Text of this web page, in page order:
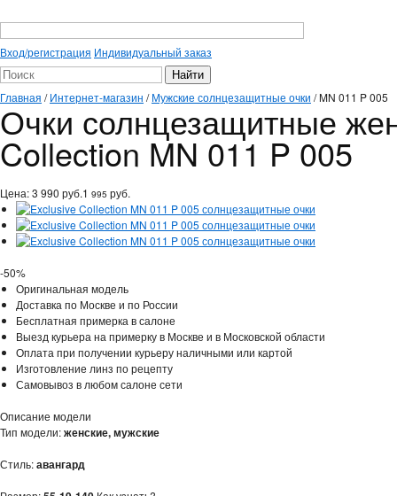
Вход/регистрация Индивидуальный заказ
Главная /Интернет-магазин /Мужские солнцезащитные очки /MN 011 P 005
Очки солнцезащитные
Collection MN 011 P 005
Цена:3 990 руб.1 995 руб.
-50%
Оригинальная модель
Доставка по Москве и по России
Бесплатная примерка в салоне
Выезд курьера на примерку в Москве и в Московской области
Оплата при получении курьеру наличными или картой
Изготовление линз по рецепту
Самовывоз в любом салоне сети
Описание модели
Тип модели:женские, мужские
Стиль:авангард